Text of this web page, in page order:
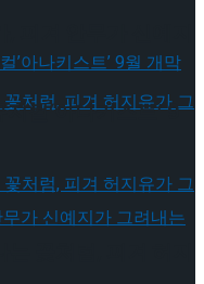
꽃처럼, 피겨 허지
겨 안무가 신예지
컬’아나키스트’ 9